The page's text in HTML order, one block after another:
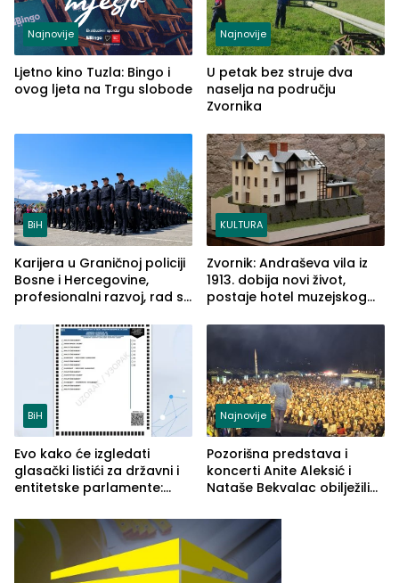
Najnovije
Ljetno kino Tuzla: Bingo i
ovog ljeta na Trgu slobode
Najnovije
U petak bez struje dva
naselja na području
Zvornika
BiH
Karijera u Graničnoj policiji
Bosne i Hercegovine,
profesionalni razvoj, rad sa
služba građanima
KULTURA
Zvornik: Andraševa vila iz
1913. dobija novi život,
postaje hotel muzejskog
BiH
Evo kako će izgledati
glasački listići za državni i
entitetske parlamente:
vidljive na njima
Najnovije
Pozorišna predstava i
koncerti Anite Aleksić i
Nataše Bekvalac obilježili
ljeta (FOTO)